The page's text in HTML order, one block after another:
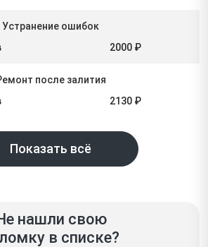
Устранение ошибок
2000 ₽
после залития
2130 ₽
Показать всё
нашли свою
в списке?